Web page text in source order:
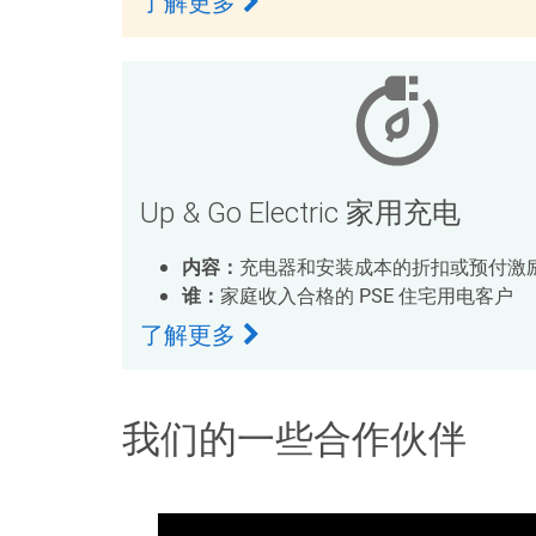
Up & Go Electric 家用充电
内容： 充电器和安装成本的折扣或预付激
谁： 家庭收入合格的 PSE 住宅用电客户
了解更多
我们的一些合作伙伴